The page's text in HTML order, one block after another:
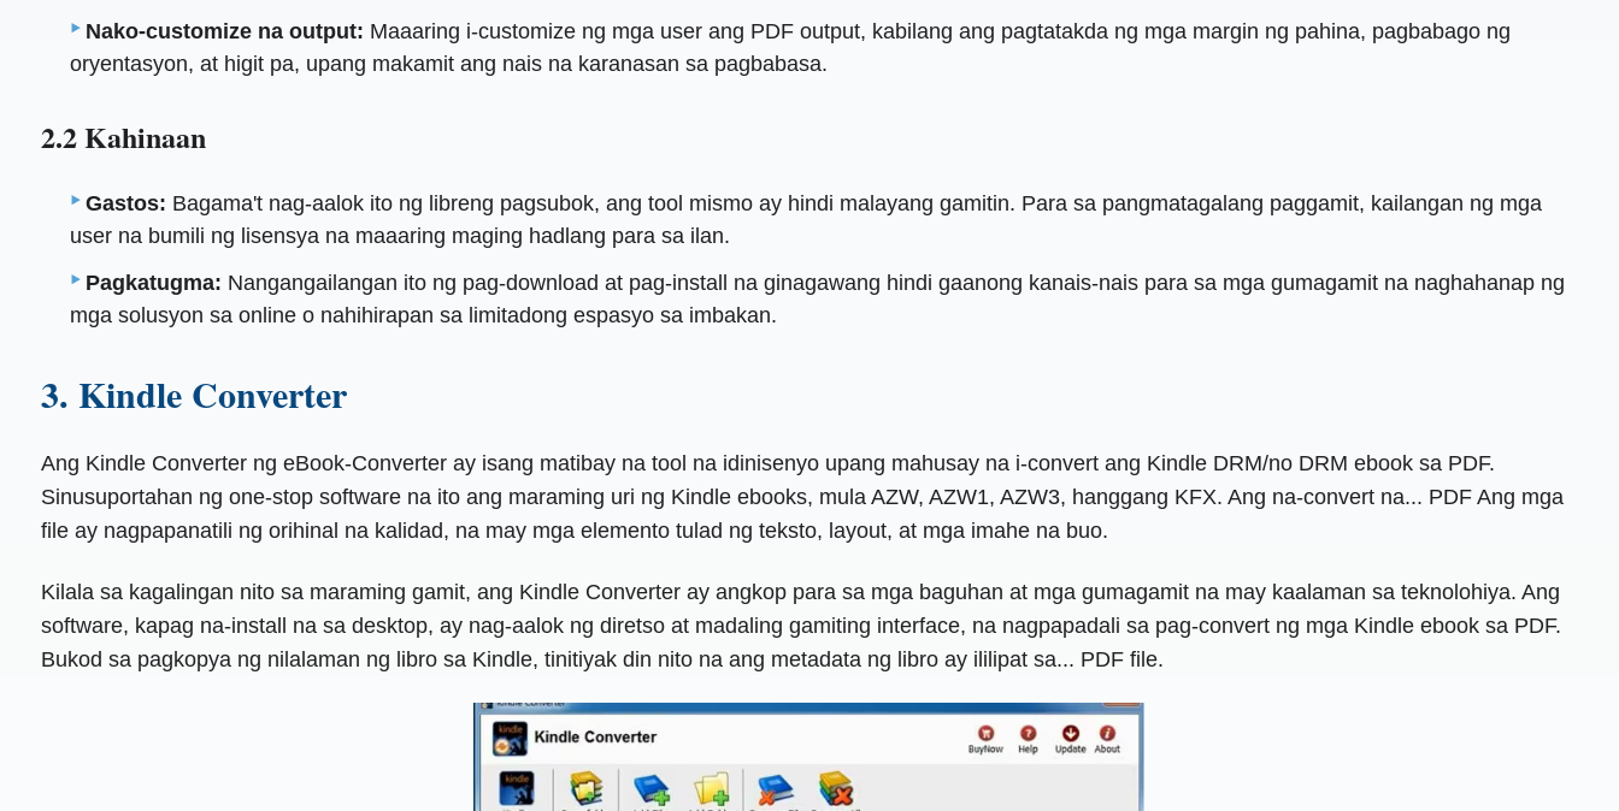
Nako-customize na output: Maaaring i-customize ng mga user ang PDF output, kabilang ang pagtatakda ng mga margin ng pahina, pagbabago ng
oryentasyon, at higit pa, upang makamit ang nais na karanasan sa pagbabasa.
2.2 Kahinaan
Gastos: Bagama't nag-aalok ito ng libreng pagsubok, ang tool mismo ay hindi malayang gamitin. Para sa pangmatagalang paggamit, kailangan ng mga
user na bumili ng lisensya na maaaring maging hadlang para sa ilan.
Pagkatugma: Nangangailangan ito ng pag-download at pag-install na ginagawang hindi gaanong kanais-nais para sa mga gumagamit na naghahanap ng
mga solusyon sa online o nahihirapan sa limitadong espasyo sa imbakan.
3. Kindle Converter
Ang Kindle Converter ng eBook-Converter ay isang matibay na tool na idinisenyo upang mahusay na i-convert ang Kindle DRM/no DRM ebook sa PDF.
Sinusuportahan ng one-stop software na ito ang maraming uri ng Kindle ebooks, mula AZW, AZW1, AZW3, hanggang KFX. Ang na-convert na... PDF Ang mga
file ay nagpapanatili ng orihinal na kalidad, na may mga elemento tulad ng teksto, layout, at mga imahe na buo.
Kilala sa kagalingan nito sa maraming gamit, ang Kindle Converter ay angkop para sa mga baguhan at mga gumagamit na may kaalaman sa teknolohiya. Ang
software, kapag na-install na sa desktop, ay nag-aalok ng diretso at madaling gamiting interface, na nagpapadali sa pag-convert ng mga Kindle ebook sa PDF.
Bukod sa pagkopya ng nilalaman ng libro sa Kindle, tinitiyak din nito na ang metadata ng libro ay ililipat sa... PDF file.